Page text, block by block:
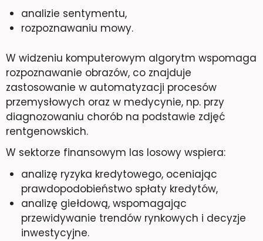
analizie sentymentu,
rozpoznawaniu mowy.
W widzeniu komputerowym algorytm wspomaga
rozpoznawanie obrazów, co znajduje
zastosowanie w automatyzacji procesów
przemysłowych oraz w medycynie, np. przy
diagnozowaniu chorób na podstawie zdjęć
rentgenowskich.
W sektorze finansowym las losowy wspiera:
analizę ryzyka kredytowego, oceniając
prawdopodobieństwo spłaty kredytów,
analizę giełdową, wspomagając
przewidywanie trendów rynkowych i decyzje
inwestycyjne.